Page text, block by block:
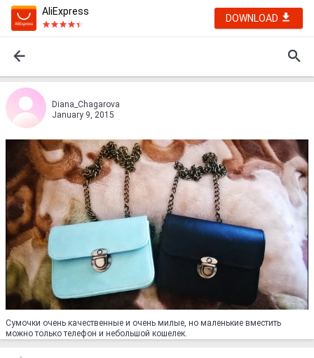
AliExpress
DOWNLOAD
Diana_Chagarova
January 9, 2015
Сумочки очень качественные и очень милые, но маленькие вместить
можно только телефон и небольшой кошелек.